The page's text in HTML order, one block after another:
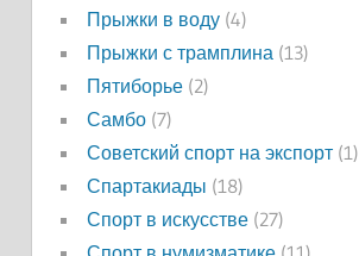
Прыжки в воду(4)
Прыжки с трамплина(13)
Пятиборье(2)
Самбо(7)
Советский спорт на экспорт(1)
Спартакиады (18)
Спорт в искусстве(27)